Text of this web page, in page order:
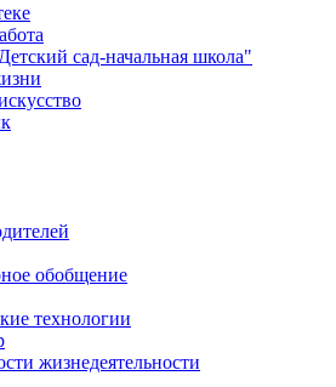
сад-начальная школа"
обобщение
технологии
жизнедеятельности